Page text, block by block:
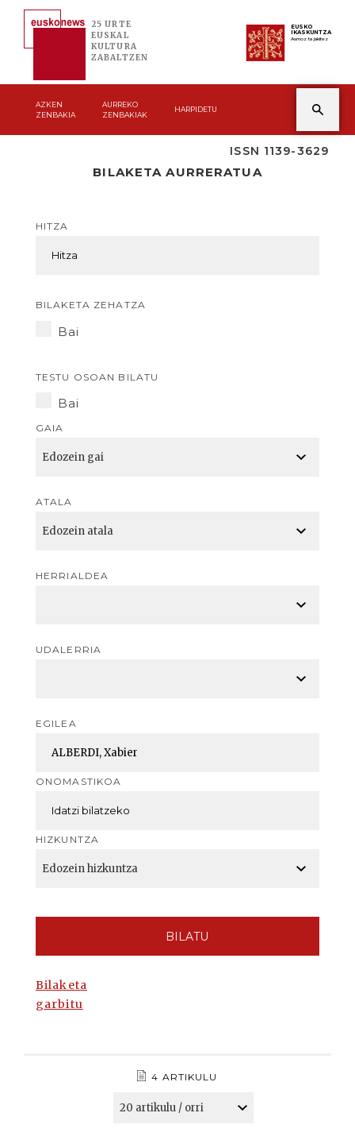
25 URTE
EUSKAL
KULTURA
ZABALTZEN
EUSKO
IKASKUNTZA
Asmoz ta jakitez
AZKEN
ZENBAKIA
AURREKO
ZENBAKIAK
HARPIDETU
ISSN 1139-3629
BILAKETA AURRERATUA
HITZA
BILAKETA ZEHATZA
Bai
TESTU OSOAN BILATU
Bai
GAIA
ATALA
HERRIALDEA
UDALERRIA
EGILEA
ONOMASTIKOA
HIZKUNTZA
BILATU
Bilaketa
garbitu
4 ARTIKULU